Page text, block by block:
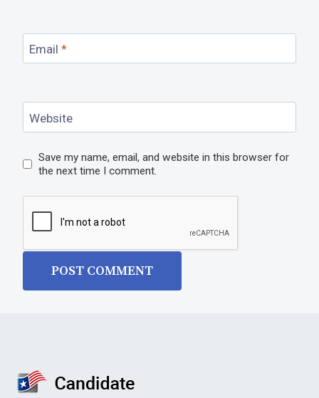
Email *
Website
Save my name, email, and website in this browser for
the next time I comment.